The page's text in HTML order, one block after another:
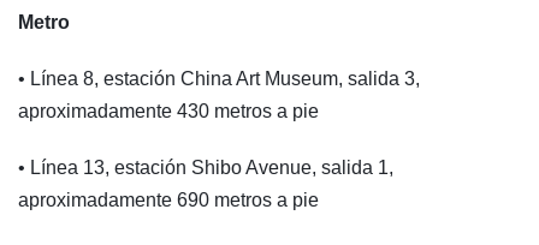
Metro
• Línea 8, estación China Art Museum, salida 3,
aproximadamente 430 metros a pie
• Línea 13, estación Shibo Avenue, salida 1,
aproximadamente 690 metros a pie